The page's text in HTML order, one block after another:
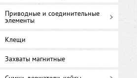
Приводные и соединительные
элементы
Клещи
Захваты магнитные